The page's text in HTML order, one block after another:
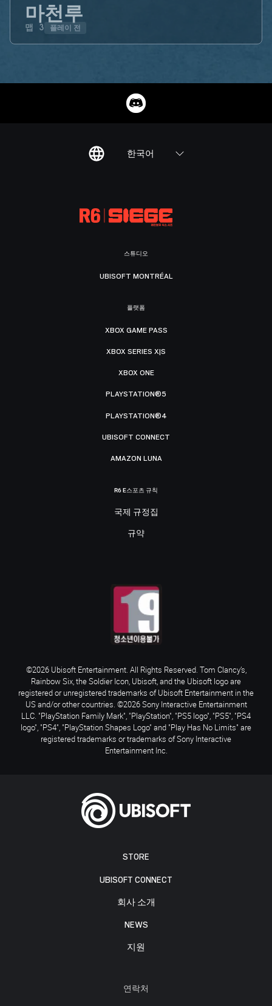
마천루
맵 3 플레이 전
한국어
STORE
UBISOFT CONNECT
회사 소개
NEWS
지원
연락처
스튜디오
UBISOFT MONTRÉAL
플랫폼
XBOX GAME PASS
XBOX SERIES X|S
XBOX ONE
PLAYSTATION®5
PLAYSTATION®4
UBISOFT CONNECT
AMAZON LUNA
R6 E스포츠 규칙
국제 규정집
규약
©2026 Ubisoft Entertainment. All Rights Reserved. Tom Clancy’s,
Rainbow Six, the Soldier Icon, Ubisoft, and the Ubisoft logo are
registered or unregistered trademarks of Ubisoft Entertainment in the
US and/or other countries. ©2026 Sony Interactive Entertainment
LLC. "PlayStation Family Mark", "PlayStation", "PS5 logo", "PS5", "PS4
logo", "PS4", "PlayStation Shapes Logo" and "Play Has No Limits" are
registered trademarks or trademarks of Sony Interactive
Entertainment Inc.